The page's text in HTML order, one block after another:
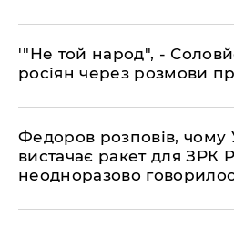
​'"Не той народ", -
росіян через розмови
​Федоров розповів, чому
вистачає ракет для ЗРК
неодноразово